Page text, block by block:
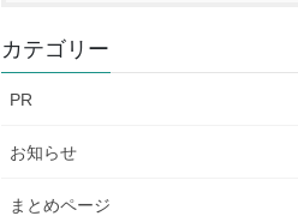
カテゴリー
PR
お知らせ
まとめページ